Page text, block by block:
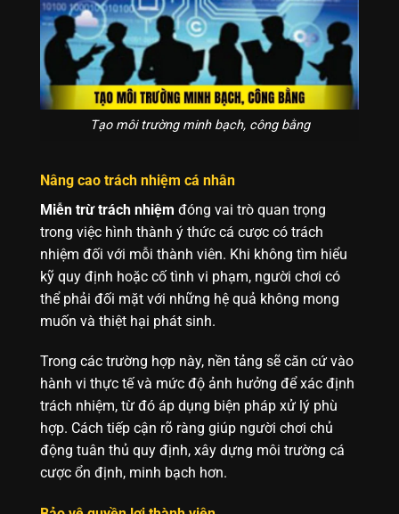
Tạo môi trường minh bạch, công bằng
Nâng cao trách nhiệm cá nhân
Miễn trừ trách nhiệm đóng vai trò quan trọng
trong việc hình thành ý thức cá cược có trách
nhiệm đối với mỗi thành viên. Khi không tìm hiểu
kỹ quy định hoặc cố tình vi phạm, người chơi có
thể phải đối mặt với những hệ quả không mong
muốn và thiệt hại phát sinh.
Trong các trường hợp này, nền tảng sẽ căn cứ vào
hành vi thực tế và mức độ ảnh hưởng để xác định
trách nhiệm, từ đó áp dụng biện pháp xử lý phù
hợp. Cách tiếp cận rõ ràng giúp người chơi chủ
động tuân thủ quy định, xây dựng môi trường cá
cược ổn định, minh bạch hơn.